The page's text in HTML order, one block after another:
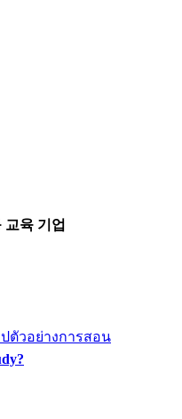
교육 기업
ตัวอย่างการสอน